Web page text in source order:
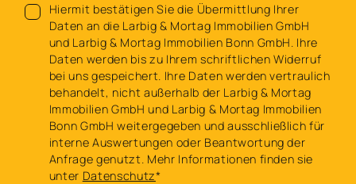
Hiermit bestätigen Sie die Übermittlung Ihrer
Daten an die Larbig & Mortag Immobilien GmbH
und Larbig & Mortag Immobilien Bonn GmbH. Ihre
Daten werden bis zu Ihrem schriftlichen Widerruf
bei uns gespeichert. Ihre Daten werden vertraulich
behandelt, nicht außerhalb der Larbig & Mortag
Immobilien GmbH und Larbig & Mortag Immobilien
Bonn GmbH weitergegeben und ausschließlich für
interne Auswertungen oder Beantwortung der
Anfrage genutzt. Mehr Informationen finden sie
unter Datenschutz*